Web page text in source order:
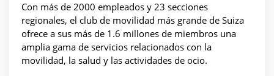
Con más de 2000 empleados y 23 secciones
regionales, el club de movilidad más grande de Suiza
ofrece a sus más de 1.6 millones de miembros una
amplia gama de servicios relacionados con la
movilidad, la salud y las actividades de ocio.